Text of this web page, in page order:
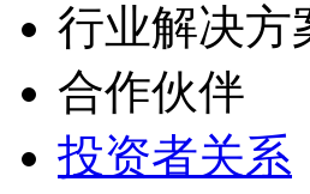
行业解决方
合作伙伴
投资者关系